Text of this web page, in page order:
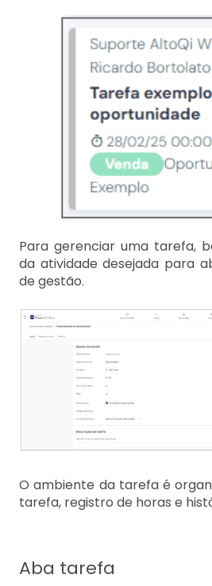
Para gerenciar uma tarefa,
da atividade desejada para
de gestão.
O ambiente da tarefa é
tarefa, registro de horas e
Aba tarefa